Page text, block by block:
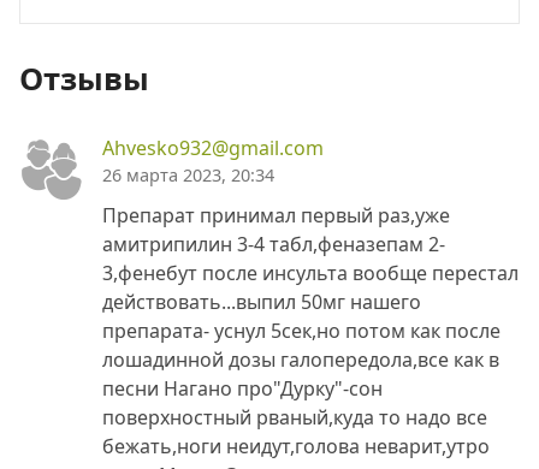
Отзывы
Ahvesko932@gmail.com
26 марта 2023, 20:34
Препарат принимал первый раз,уже
амитрипилин 3-4 табл,феназепам 2-
3,фенебут после инсульта вообще перестал
действовать...выпил 50мг нашего
препарата- уснул 5сек,но потом как после
лошадинной дозы галопередола,все как в
песни Нагано про"Дурку"-сон
поверхностный рваный,куда то надо все
бежать,ноги неидут,голова неварит,утро